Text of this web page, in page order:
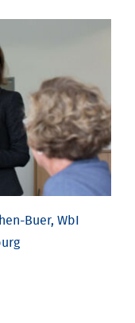
Buer, WbI